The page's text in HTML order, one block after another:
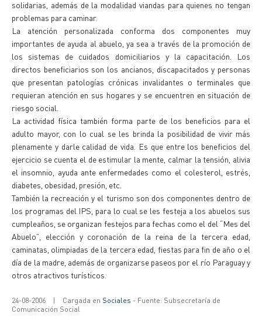
solidarias, además de la modalidad viandas para quienes no tengan
problemas para caminar.
La atención personalizada conforma dos componentes muy
importantes de ayuda al abuelo, ya sea a través de la promoción de
los sistemas de cuidados domiciliarios y la capacitación. Los
directos beneficiarios son los ancianos, discapacitados y personas
que presentan patologías crónicas invalidantes o terminales que
requieran atención en sus hogares y se encuentren en situación de
riesgo social.
La actividad física también forma parte de los beneficios para el
adulto mayor, con lo cual se les brinda la posibilidad de vivir más
plenamente y darle calidad de vida. Es que entre los beneficios del
ejercicio se cuenta el de estimular la mente, calmar la tensión, alivia
el insomnio, ayuda ante enfermedades como el colesterol, estrés,
diabetes, obesidad, presión, etc.
También la recreación y el turismo son dos componentes dentro de
los programas del IPS, para lo cual se les festeja a los abuelos sus
cumpleaños, se organizan festejos para fechas como el del “Mes del
Abuelo”, elección y coronación de la reina de la tercera edad,
caminatas, olimpiadas de la tercera edad, fiestas para fin de año o el
día de la madre, además de organizarse paseos por el río Paraguay y
otros atractivos turísticos.
24-08-2006 | Cargada en Sociales - Fuente: Subsecretaría de
Comunicación Social